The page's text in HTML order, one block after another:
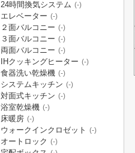
24時間換気システム (-)
エレベーター (-)
２面バルコニー (-)
３面バルコニー (-)
両面バルコニー (-)
IHクッキングヒーター (-)
食器洗い乾燥機 (-)
システムキッチン (-)
対面式キッチン (-)
浴室乾燥機 (-)
床暖房 (-)
ウォークインクロゼット (-)
オートロック (-)